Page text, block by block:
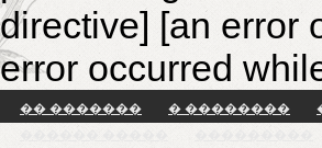
directive] [an error
error occurred
�� ������� � ��������